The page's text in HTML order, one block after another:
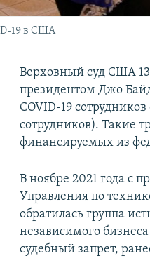
19 в США
Верховный суд США 13
президентом Джо
COVID-19
сотрудников). Такие
финансируемых из
В ноябре 2021 года с
Управления по
обратилась группа
независимого
судебный запрет,